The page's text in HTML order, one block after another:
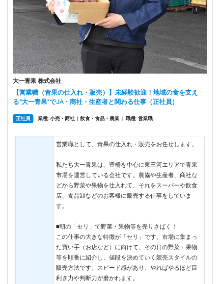
大一青果 株式会社
【営業職（青果の仕入れ・販売）】未経験歓迎！地域の食を支え
る“大一青果”でJA・商社・生産者と関わる仕事（正社員）
正社員 業種: 小売・商社 | 飲食・食品・農業 | 職種: 営業職
営業職として、青果の仕入れ・販売をお任せします。
私たち大一青果は、豊橋を中心に東三河エリアで青果
市場を運営している会社です。農協や生産者、商社な
どから野菜や果物を仕入れて、それをスーパーや飲食
店、食品卸などのお客様に販売する仕事をしていま
す。
■朝の「セリ」で野菜・果物等を売りさばく！
この仕事の大きな特徴が「セリ」です。市場に集まっ
た買い手（お店など）に向けて、その日の野菜・果物
等を順番に紹介し、値段を決めていく競売スタイルの
販売方法です。スピード感があり、やればやるほど目
利き力や判断力が磨かれます。